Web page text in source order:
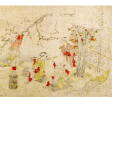
切
り
替
え